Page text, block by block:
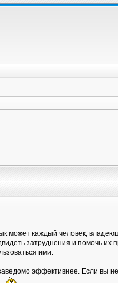
может каждый человек,
затруднения и помочь их
ими.
эффективнее. Если вы не